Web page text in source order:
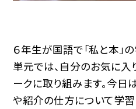
６年生が国語で「私と本」
単元では、自分のお気に入
ークに取り組みます。今日
や紹介の仕方について学習